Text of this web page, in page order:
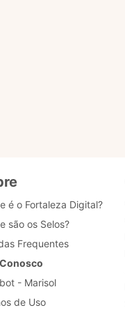
é o Fortaleza Digital?
são os Selos?
Frequentes
- Marisol
de Uso